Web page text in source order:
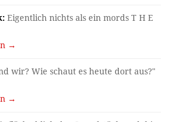
Eigentlich nichts als ein mords T H E
→
wir? Wie schaut es heute dort aus?"
→